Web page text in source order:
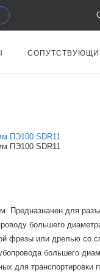
для
большего
фрезы или дрелью со
большего
для транспортировки